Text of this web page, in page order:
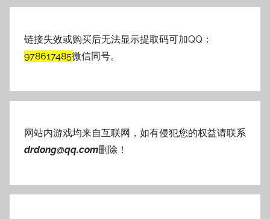
链接失效或购买后无法显示提取码可加QQ：
978617485微信同号。
网站内游戏均来自互联网，如有侵犯您的权益请联系
drdong@qq.com删除！